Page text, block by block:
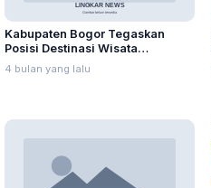
Kabupaten Bogor Tegaskan
Posisi Destinasi Wisata
Unggulan, Data BPS Tahun
2025: Kunjungan Wisatawan
4 bulan yang lalu